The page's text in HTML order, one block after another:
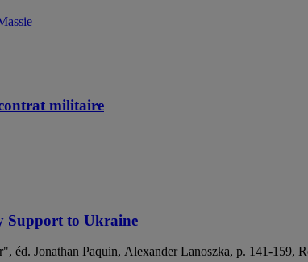
militaire
Support to Ukraine
éd. Jonathan Paquin, Alexander Lanoszka, p. 141-159,